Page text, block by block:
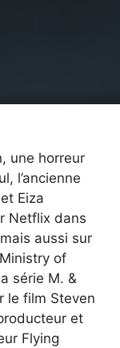
une horreur
l’ancienne
Eiza
Netflix dans
aussi sur
of
série M. &
le film Steven
et
Flying